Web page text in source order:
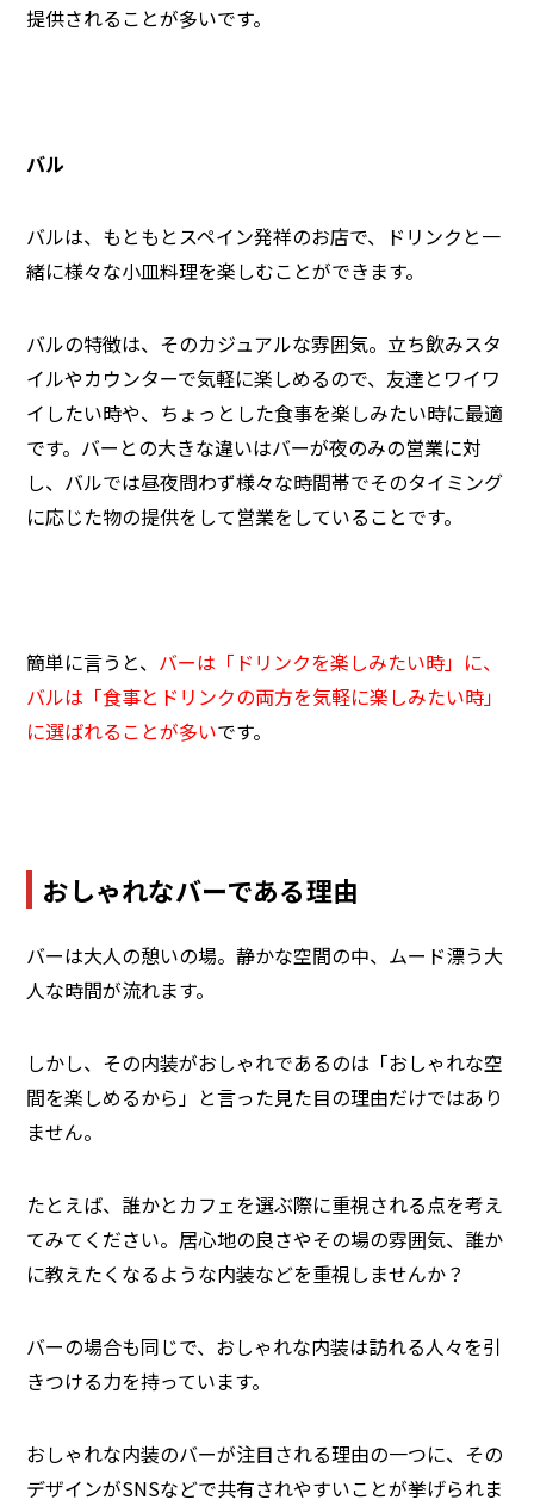
提供されることが多いです。
バル
バルは、もともとスペイン発祥のお店で、ドリンクと一
緒に様々な小皿料理を楽しむことができます。
バルの特徴は、そのカジュアルな雰囲気。立ち飲みスタ
イルやカウンターで気軽に楽しめるので、友達とワイワ
イしたい時や、ちょっとした食事を楽しみたい時に最適
です。バーとの大きな違いはバーが夜のみの営業に対
し、バルでは昼夜問わず様々な時間帯でそのタイミング
に応じた物の提供をして営業をしていることです。
簡単に言うと、 バーは「ドリンクを楽しみたい時」に、
バルは「食事とドリンクの両方を気軽に楽しみたい時」
に選ばれることが多いです。
おしゃれなバーである理由
バーは大人の憩いの場。静かな空間の中、ムード漂う大
人な時間が流れます。
しかし、その内装がおしゃれであるのは「おしゃれな空
間を楽しめるから」と言った見た目の理由だけではあり
ません。
たとえば、誰かとカフェを選ぶ際に重視される点を考え
てみてください。居心地の良さやその場の雰囲気、誰か
に教えたくなるような内装などを重視しませんか？
バーの場合も同じで、おしゃれな内装は訪れる人々を引
きつける力を持っています。
おしゃれな内装のバーが注目される理由の一つに、その
デザインがSNSなどで共有されやすいことが挙げられま